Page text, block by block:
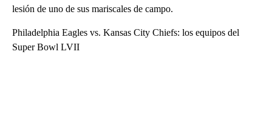
lesión de uno de sus mariscales de campo.
Philadelphia Eagles vs. Kansas City Chiefs: los equipos del
Super Bowl LVII